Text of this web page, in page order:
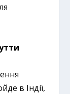
в Індії,